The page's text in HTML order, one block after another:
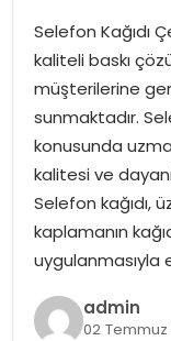
İDEAL SPOR
YAŞAM
MAGAZIN
SAĞLIK
SOSYAL HABER
Selefon Kağıdı
kaliteli baskı
müşterilerine
sunmaktadır.
konusunda
kalitesi ve
Selefon kağıdı,
kaplamanın
uygulanmasıyla
admin
02